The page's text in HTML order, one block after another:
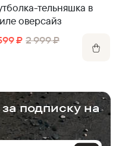
тельняшка в
оверсайз
₽ 2 999 ₽
подписку на